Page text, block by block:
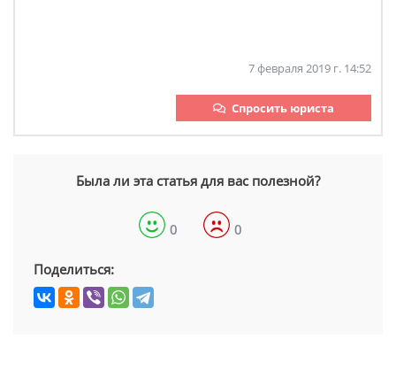
7 февраля 2019 г. 14:52
Спросить юриста
Была ли эта статья для вас полезной?
0 0
Поделиться: